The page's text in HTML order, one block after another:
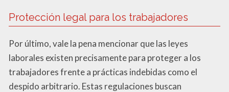
Protección legal para los trabajadores
Por último, vale la pena mencionar que las leyes
laborales existen precisamente para proteger a los
trabajadores frente a prácticas indebidas como el
despido arbitrario. Estas regulaciones buscan